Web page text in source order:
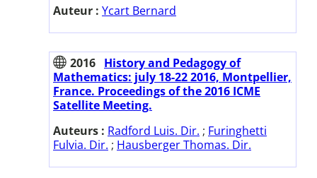
Auteur : Ycart Bernard
2016 History and Pedagogy of
Mathematics: july 18-22 2016, Montpellier,
France. Proceedings of the 2016 ICME
Satellite Meeting.
Auteurs : Radford Luis. Dir. ; Furinghetti
Fulvia. Dir. ; Hausberger Thomas. Dir.